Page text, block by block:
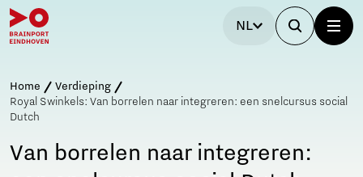
NL
Home
Verdieping
Royal Swinkels: Van borrelen naar integreren: een snelcursus social
Dutch
Van borrelen naar integreren: